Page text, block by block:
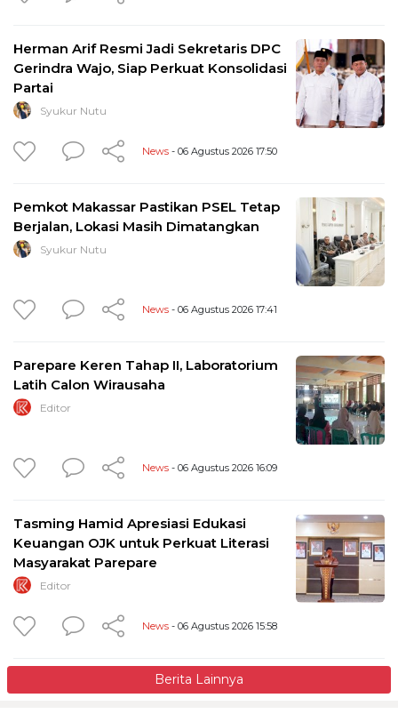
Herman Arif Resmi Jadi Sekretaris DPC
Gerindra Wajo, Siap Perkuat Konsolidasi
Partai
Syukur Nutu
News - 06 Agustus 2026 17:50
Pemkot Makassar Pastikan PSEL Tetap
Berjalan, Lokasi Masih Dimatangkan
Syukur Nutu
News - 06 Agustus 2026 17:41
Parepare Keren Tahap II, Laboratorium
Latih Calon Wirausaha
Editor
News - 06 Agustus 2026 16:09
Tasming Hamid Apresiasi Edukasi
Keuangan OJK untuk Perkuat Literasi
Masyarakat Parepare
Editor
News - 06 Agustus 2026 15:58
Berita Lainnya